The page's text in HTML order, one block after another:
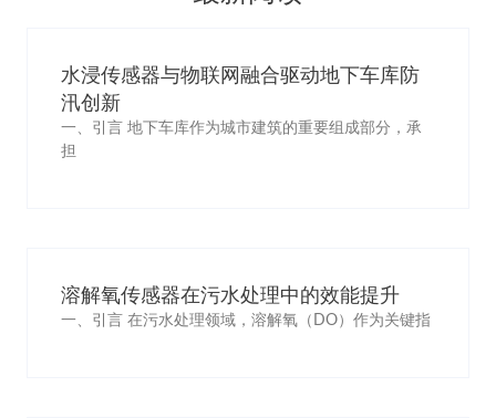
水浸传感器与物联网融合驱动地下车库防
汛创新
一、引言 地下车库作为城市建筑的重要组成部分，承
担
溶解氧传感器在污水处理中的效能提升
一、引言 在污水处理领域，溶解氧（DO）作为关键指